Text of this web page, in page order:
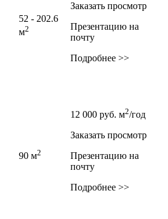
52 - 202.6
м2
Заказать просмотр
Презентацию на
почту
Подробнее >>
90 м2
12 000 руб. м2/год
Заказать просмотр
Презентацию на
почту
Подробнее >>